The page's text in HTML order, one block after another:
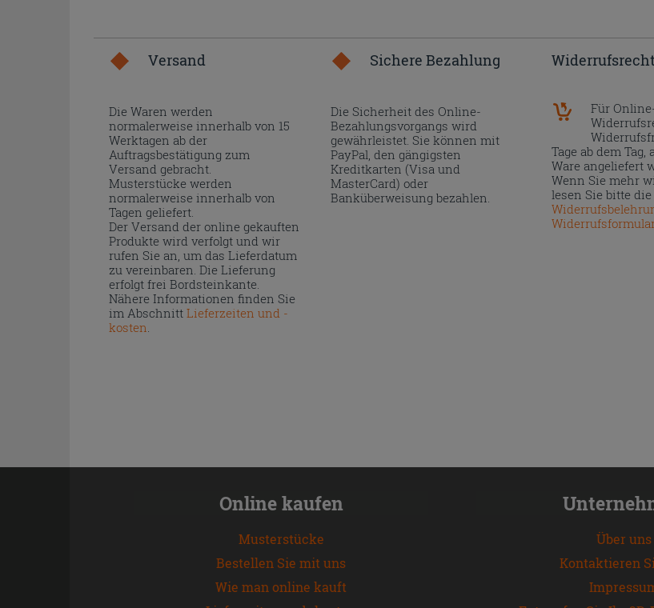
Versand
Die Waren werden
normalerweise innerhalb von 15
Werktagen ab der
Auftragsbestätigung zum
Versand gebracht.
Musterstücke werden
normalerweise innerhalb von
Tagen geliefert.
Der Versand der online gekauften
Produkte wird verfolgt und wir
rufen Sie an, um das Lieferdatum
zu vereinbaren. Die Lieferung
erfolgt frei Bordsteinkante.
Nähere Informationen finden Sie
im Abschnitt Lieferzeiten und -
kosten.
Sichere Bezahlung
Die Sicherheit des Online-
Bezahlungsvorgangs wird
gewährleistet. Sie können mit
PayPal, den gängigsten
Kreditkarten (Visa und
MasterCard) oder
Banküberweisung bezahlen.
Widerrufsrecht
Für
Tage ab dem Tag,
Ware angeliefert
Wenn Sie mehr
lesen Sie bitte die
Online kaufen
Musterstücke
Bestellen Sie mit uns
Wie man online kauft
Über uns
Kontaktieren